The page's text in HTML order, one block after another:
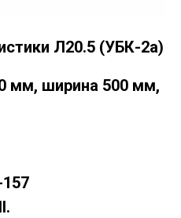
Л20.5 (УБК-2а)
мм, ширина 500 мм,